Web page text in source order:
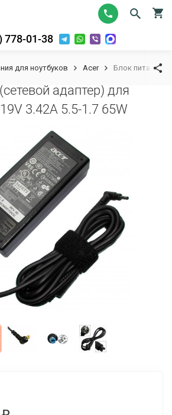
778-01-38
для ноутбуков Acer Блок питания
адаптер) для
3.42A 5.5-1.7 65W
В избранное